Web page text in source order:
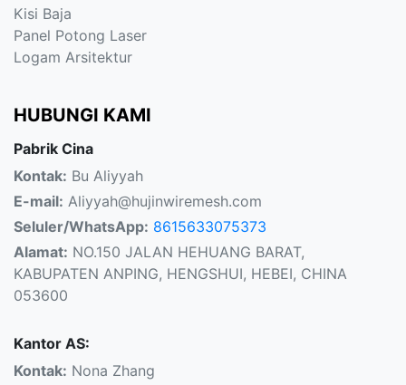
Kisi Baja
Panel Potong Laser
Logam Arsitektur
HUBUNGI KAMI
Pabrik Cina
Kontak: Bu Aliyyah
E-mail: Aliyyah@hujinwiremesh.com
Seluler/WhatsApp: 8615633075373
Alamat: NO.150 JALAN HEHUANG BARAT,
KABUPATEN ANPING, HENGSHUI, HEBEI, CHINA
053600
Kantor AS:
Kontak: Nona Zhang